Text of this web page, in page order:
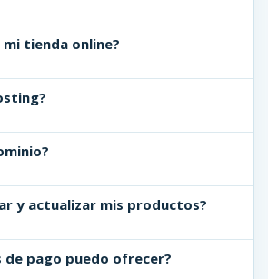
mi tienda online?
y actualizar mis productos?
de pago puedo ofrecer?